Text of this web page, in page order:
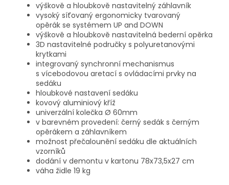
výškově a hloubkově nastavitelný záhlavník
vysoký síťovaný ergonomicky tvarovaný
opěrák se systémem UP and DOWN
výškově a hloubkově nastavitelná bederní opěrka
3D nastavitelné područky s polyuretanovými
krytkami
integrovaný synchronní mechanismus
s vícebodovou aretací s ovládacími prvky na
sedáku
hloubkové nastavení sedáku
kovový aluminiový kříž
univerzální kolečka Ø 60mm
v barevném provedení: černý sedák s černým
opěrákem a záhlavníkem
možnost přečalounění sedáku dle aktuálních
vzorníků
dodání v demontu v kartonu 78x73,5x27 cm
váha židle 19 kg